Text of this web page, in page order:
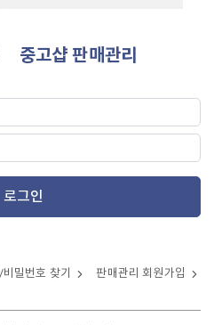
중고샵 판매관리
로그인
밀번호 찾기 판매관리 회원가입